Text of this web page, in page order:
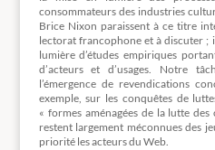
consommateurs des industries
Brice Nixon paraissent à ce titre
lectorat francophone et à discuter ;
lumière d’études empiriques
d’acteurs et d’usages. Notre
l’émergence de revendications
exemple, sur les conquêtes de
« formes aménagées de la lutte
restent largement méconnues des
priorité les acteurs du Web.